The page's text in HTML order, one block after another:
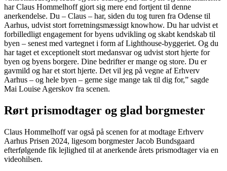
har Claus Hommelhoff gjort sig mere end fortjent til denne
anerkendelse. Du – Claus – har, siden du tog turen fra Odense til
Aarhus, udvist stort forretningsmæssigt knowhow. Du har udvist et
forbilledligt engagement for byens udvikling og skabt kendskab til
byen – senest med vartegnet i form af Lighthouse-byggeriet. Og du
har taget et exceptionelt stort medansvar og udvist stort hjerte for
byen og byens borgere. Dine bedrifter er mange og store. Du er
gavmild og har et stort hjerte. Det vil jeg på vegne af Erhverv
Aarhus – og hele byen – gerne sige mange tak til dig for,” sagde
Mai Louise Agerskov fra scenen.
Rørt prismodtager og glad borgmester
Claus Hommelhoff var også på scenen for at modtage Erhverv
Aarhus Prisen 2024, ligesom borgmester Jacob Bundsgaard
efterfølgende fik lejlighed til at anerkende årets prismodtager via en
videohilsen.